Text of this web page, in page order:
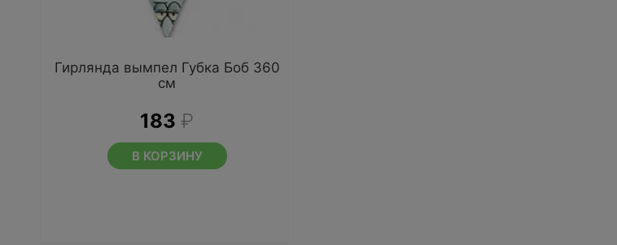
Гирлянда вымпел Губка Боб 360
см
183 ₽
В КОРЗИНУ